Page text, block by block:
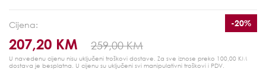
Cijena:
207,20 KM 259,00 KM
-20%
U navedenu cijenu nisu uključeni troškovi dostave. Za sve iznose preko 100,00 KM
dostava je besplatna. U cijenu su uključeni svi manipulativni troškovi i PDV.